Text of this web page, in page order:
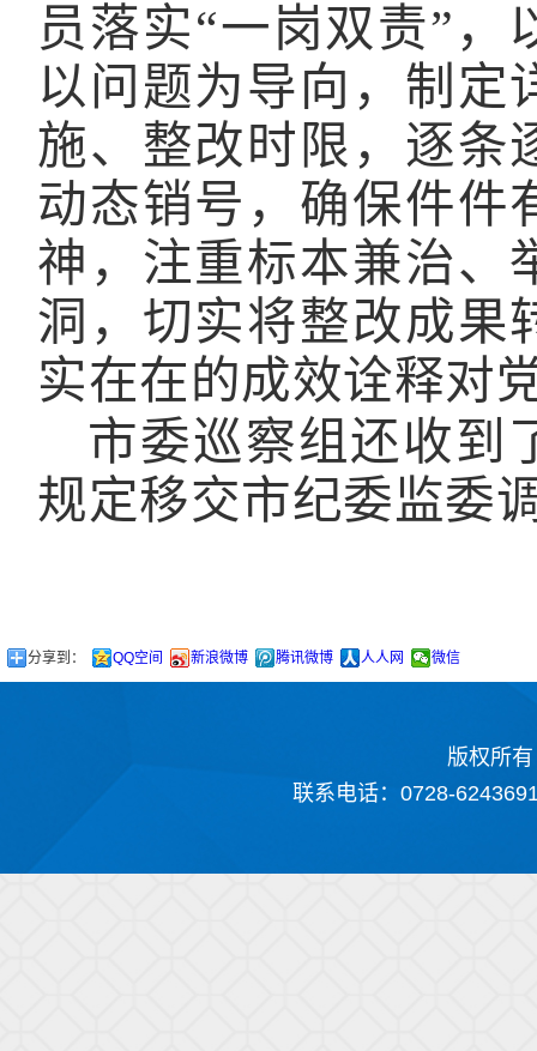
员落实“一岗双责”
以问题为导向，制定
施、整改时限，逐条
动态销号，确保件件
神，注重标本兼治、
洞，切实将整改成果
实在在的成效诠释对
市委巡察组还收到
规定移交市纪委监委
分享到： QQ空间 新浪微博 腾讯微博 人人网 微信
版权所
联系电话：0728-